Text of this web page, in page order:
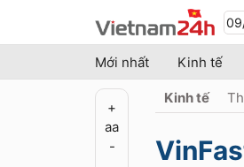
Mới nhất Kinh tế
+
aa
-
Kinh tế